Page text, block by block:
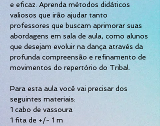
e eficaz. Aprenda métodos didáticos
valiosos que irão ajudar tanto
professores que buscam aprimorar suas
abordagens em sala de aula, como alunos
que desejam evoluir na dança através da
profunda compreensão e refinamento de
movimentos do repertório do Tribal.
Para esta aula você vai precisar dos
seguintes materiais:
1 cabo de vassoura
1 fita de +/- 1 m